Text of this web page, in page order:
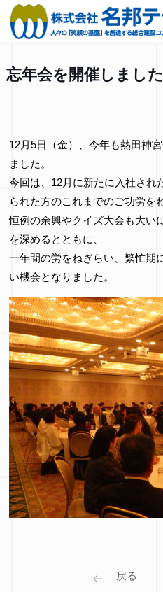
忘年会を開催しました
12月5日（金）、今年も熱田神
ました。
今回は、12月に新たに入社され
られた方のこれまでのご功労を
恒例の余興やクイズ大会も大い
を深めるとともに、
一年間の労をねぎらい、繁忙期
い機会となりました。